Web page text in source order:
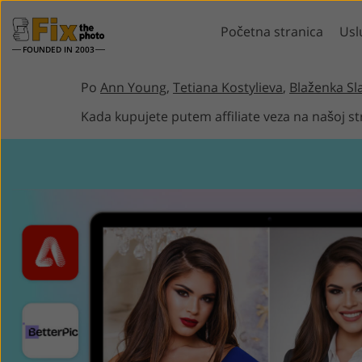
FOUNDED IN 2003
Početna stranica
Uređivanje vjenčanih
fotografija
Modeli za
generirani
Lightroom
ponude
Mobilne Presets
Cijeli paketi Ps
Po Ann Young, Tetiana Kostylieva, Blaženka
Kada kupujete putem affiliate veza na našoj